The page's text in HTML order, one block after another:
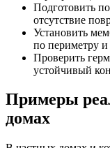
Подготовить
отсутствие
Установить
по периметру
Проверить
устойчивый
Примеры
домах